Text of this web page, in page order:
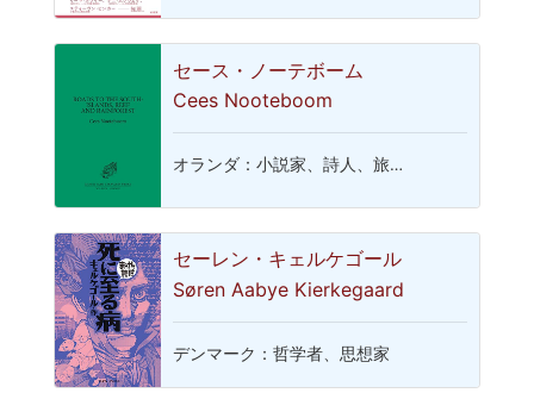
セース・ノーテボーム
Cees Nooteboom
オランダ：小説家、詩人、旅…
セーレン・キェルケゴール
Søren Aabye Kierkegaard
デンマーク：哲学者、思想家